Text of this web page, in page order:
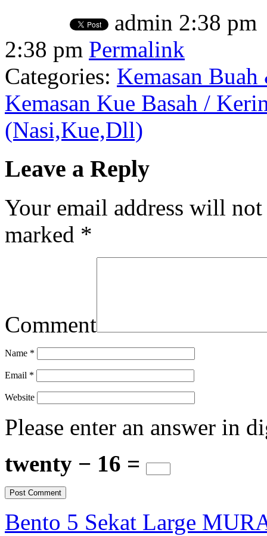
admin 2:38 pm
2:38 pm Permalink
Categories: Kemasan
Kemasan Kue Basah /
(Nasi,Kue,Dll)
Leave a Reply
Your email address will
marked *
Comment
Name *
Email *
Website
Please enter an answer in
twenty − 16 =
Bento 5 Sekat Large